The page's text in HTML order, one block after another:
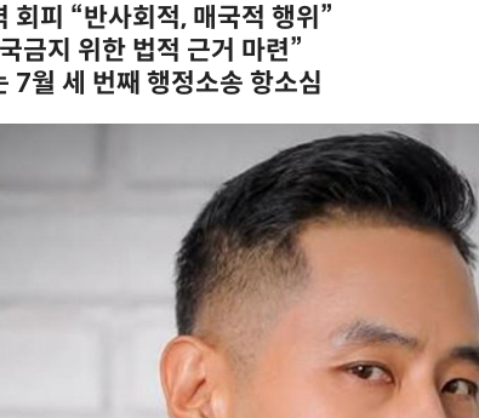
회피 “반사회적, 매국적 행위”
금지 위한 법적 근거 마련”
7월 세 번째 행정소송 항소심